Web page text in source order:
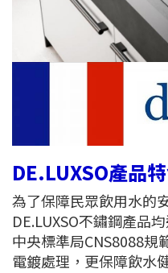
DE.LUXSO產品
為了保障民眾飲用水的
DE.LUXSO不鏽鋼產品
中央標準局CNS8088規
電鍍處理，更保障飲水